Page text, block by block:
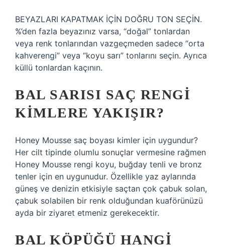
BEYAZLARI KAPATMAK İÇİN DOĞRU TON SEÇİN.
%’den fazla beyazınız varsa, “doğal” tonlardan
veya renk tonlarından vazgeçmeden sadece “orta
kahverengi” veya “koyu sarı” tonlarını seçin. Ayrıca
küllü tonlardan kaçının.
BAL SARISI SAÇ RENGI
KIMLERE YAKIŞIR?
Honey Mousse saç boyası kimler için uygundur?
Her cilt tipinde olumlu sonuçlar vermesine rağmen
Honey Mousse rengi koyu, buğday tenli ve bronz
tenler için en uygunudur. Özellikle yaz aylarında
güneş ve denizin etkisiyle saçtan çok çabuk solan,
çabuk solabilen bir renk olduğundan kuaförünüzü
ayda bir ziyaret etmeniz gerekecektir.
BAL KÖPÜĞÜ HANGI